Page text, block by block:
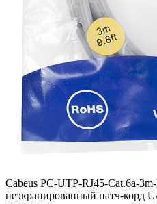
Cabeus PC-UTP-RJ45-Cat.6a-
неэкранированный патч-корд